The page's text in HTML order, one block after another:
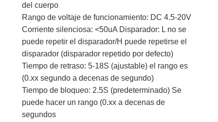
del cuerpo
Rango de voltaje de funcionamiento: DC 4.5-20V
Corriente silenciosa: <50uA Disparador: L no se
puede repetir el disparador/H puede repetirse el
disparador (disparador repetido por defecto)
Tiempo de retraso: 5-18S (ajustable) el rango es
(0.xx segundo a decenas de segundo)
Tiempo de bloqueo: 2.5S (predeterminado) Se
puede hacer un rango (0.xx a decenas de
segundos